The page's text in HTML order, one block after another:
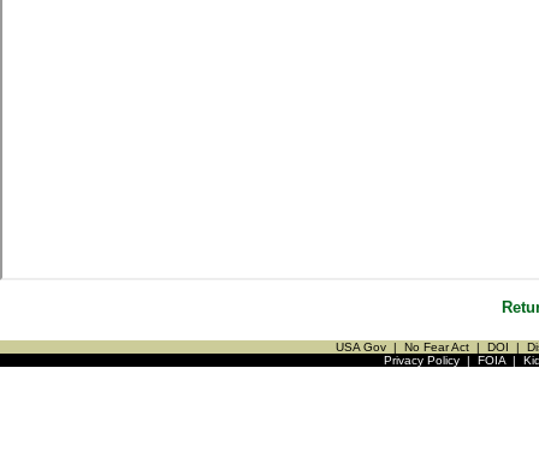
USA Gov | No Fear Act | DOI |
Privacy Policy| FOIA|